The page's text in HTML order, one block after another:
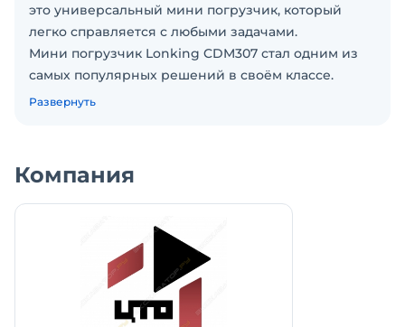
это универсальный мини погрузчик, который
легко справляется с любыми задачами.
Мини погрузчик Lonking CDM307 стал одним из
самых популярных решений в своём классе.
Характеристики мини погрузчика:
• Габариты: 3320х1530х2000 мм
• Двигатель: XINCHAI A498BT1-175
• Объем гидробака: 65 л
• Объем топливного бака: 83 л
• Масса минипогрузчика Лонгкинг: 2800 кг
Вы можете купить мини погрузчик в лизинг на
Развернуть
Компания